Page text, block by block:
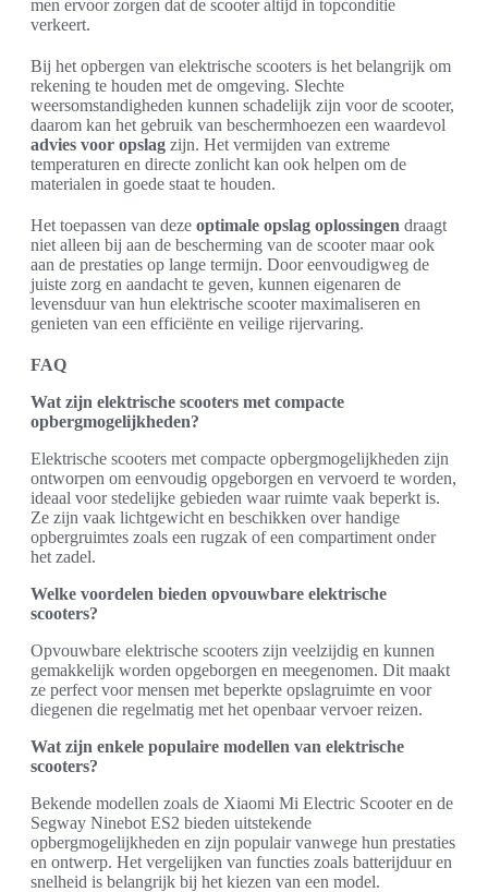
men ervoor zorgen dat de scooter altijd in topconditie
verkeert.
Bij het opbergen van elektrische scooters is het belangrijk om
rekening te houden met de omgeving. Slechte
weersomstandigheden kunnen schadelijk zijn voor de scooter,
daarom kan het gebruik van beschermhoezen een waardevol
advies voor opslag zijn. Het vermijden van extreme
temperaturen en directe zonlicht kan ook helpen om de
materialen in goede staat te houden.
Het toepassen van deze optimale opslag oplossingen draagt
niet alleen bij aan de bescherming van de scooter maar ook
aan de prestaties op lange termijn. Door eenvoudigweg de
juiste zorg en aandacht te geven, kunnen eigenaren de
levensduur van hun elektrische scooter maximaliseren en
genieten van een efficiënte en veilige rijervaring.
FAQ
Wat zijn elektrische scooters met compacte
opbergmogelijkheden?
Elektrische scooters met compacte opbergmogelijkheden zijn
ontworpen om eenvoudig opgeborgen en vervoerd te worden,
ideaal voor stedelijke gebieden waar ruimte vaak beperkt is.
Ze zijn vaak lichtgewicht en beschikken over handige
opbergruimtes zoals een rugzak of een compartiment onder
het zadel.
Welke voordelen bieden opvouwbare elektrische
scooters?
Opvouwbare elektrische scooters zijn veelzijdig en kunnen
gemakkelijk worden opgeborgen en meegenomen. Dit maakt
ze perfect voor mensen met beperkte opslagruimte en voor
diegenen die regelmatig met het openbaar vervoer reizen.
Wat zijn enkele populaire modellen van elektrische
scooters?
Bekende modellen zoals de Xiaomi Mi Electric Scooter en de
Segway Ninebot ES2 bieden uitstekende
opbergmogelijkheden en zijn populair vanwege hun prestaties
en ontwerp. Het vergelijken van functies zoals batterijduur en
snelheid is belangrijk bij het kiezen van een model.